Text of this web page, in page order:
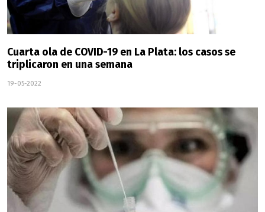
Cuarta ola de COVID-19 en La Plata: los casos se
triplicaron en una semana
19-05-2022